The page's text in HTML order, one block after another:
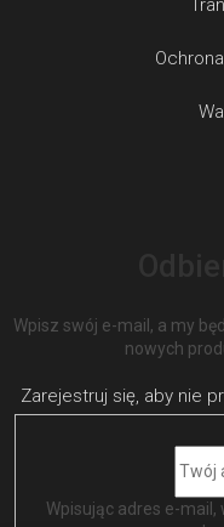
Wpisz swój e-mail, a my
nowych
Wpisując adres e-